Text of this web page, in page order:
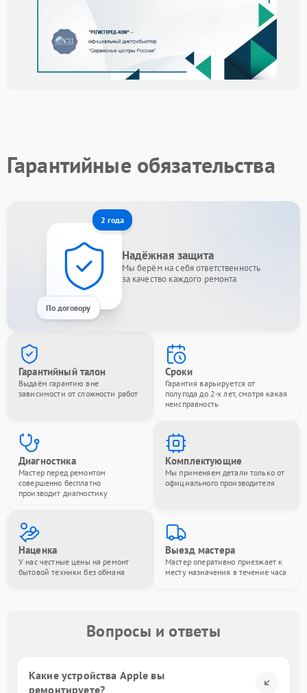
Гарантийные обязательства
2 года
По договору
Надёжная защита
Мы берём на себя ответственность
за качество каждого ремонта
Гарантийный талон
Выдаём гарантию вне
зависимости от сложности работ
Сроки
Гарантия варьируется от
полугода до 2-х лет, смотря какая
неисправность
Диагностика
Мастер перед ремонтом
совершенно бесплатно
производит диагностику
Комплектующие
Мы применяем детали только от
официального производителя
Наценка
У нас честные цены на ремонт
бытовой техники без обмана
Выезд мастера
Мастер оперативно приезжает к
месту назначения в течение часа
Вопросы и ответы
Какие устройства Apple вы
ремонтируете?